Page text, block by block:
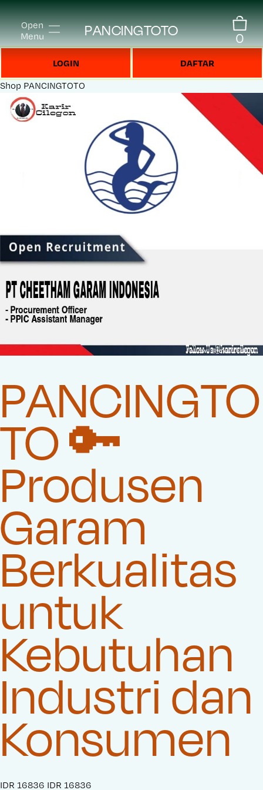
Open
Menu
PANCINGTOTO 0
LOGIN DAFTAR
Shop PANCINGTOTO
PANCINGTO
TO 🔑
Produsen
Garam
Berkualitas
untuk
Kebutuhan
Industri dan
Konsumen
S
IDR 16836 O
IDR 16836